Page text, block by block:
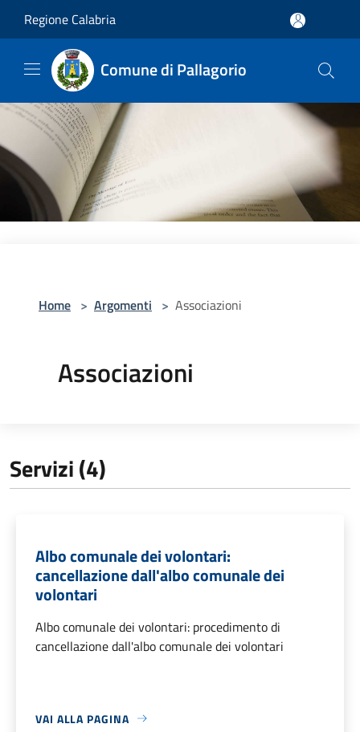
Regione Calabria
Comune di Pallagorio
Home > Argomenti > Associazioni
Associazioni
Servizi (4)
Albo comunale dei volontari:
cancellazione dall'albo comunale dei
volontari
Albo comunale dei volontari: procedimento di
cancellazione dall'albo comunale dei volontari
VAI ALLA PAGINA